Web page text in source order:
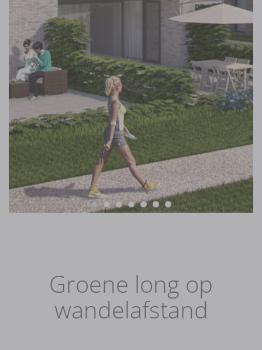
Groene long op
wandelafstand